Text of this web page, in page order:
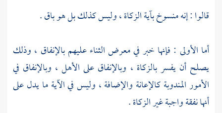
قالوا : إنه منسوخ بآية الزكاة ، وليس كذلك بل هو باق .
أما الأولى : فإنها خبر في معرض الثناء عليهم بالإنفاق ، وذلك
يصلح أن يفسر بالزكاة ، وبالإنفاق على الأهل ، وبالإنفاق في
الأمور المندوبة كالإعانة والإضافة ، وليس في الآية ما يدل على
أنها نفقة واجبة غير الزكاة .